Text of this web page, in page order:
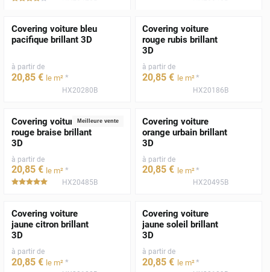
Covering voiture bleu
pacifique brillant 3D
à partir de
20,85 € le m² *
HX20280B
Covering voiture
rouge rubis brillant
3D
à partir de
20,85 € le m²*
HX20186B
Meilleure vente
Covering voiture
rouge braise brillant
3D
à partir de
20,85 € le m² *
*****HX20485B
Covering voiture
orange urbain brillant
3D
à partir de
20,85 € le m²*
HX20495B
Covering voiture
jaune citron brillant
3D
à partir de
20,85 € le m² *
Covering voiture
jaune soleil brillant
3D
à partir de
20,85 € le m²*